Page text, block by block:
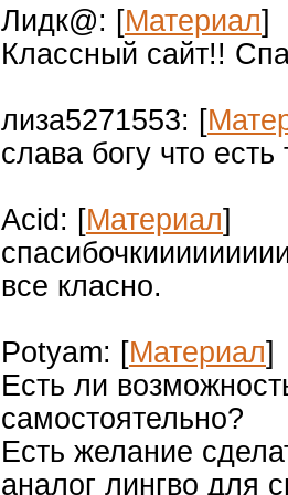
Лидк@: [Материал]
Классный сайт!!
лиза5271553: [
слава богу что
Acid: [Материал]
все класно.
Potyam: [Материал]
Есть ли
самостоятельно?
Есть желание
аналог лингво для